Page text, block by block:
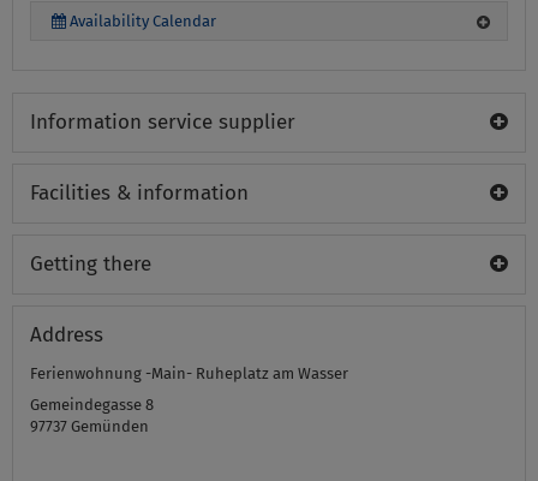
Availability Calendar
Information service supplier
Facilities & information
Getting there
Address
Ferienwohnung -Main- Ruheplatz am Wasser
Gemeindegasse 8
97737 Gemünden